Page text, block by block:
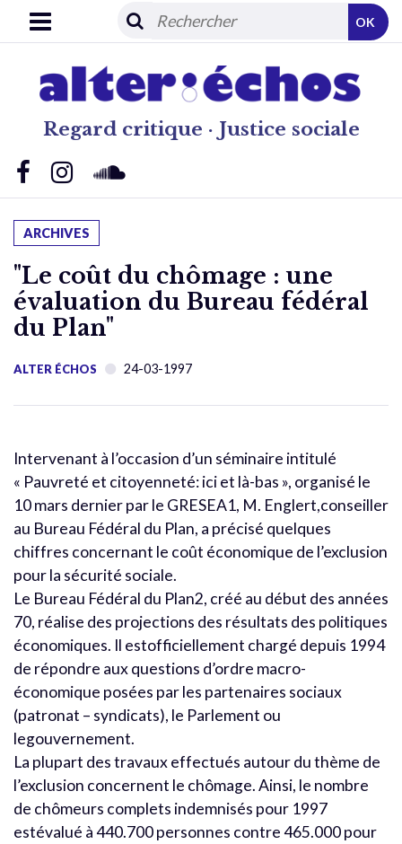
Regard critique · Justice sociale
OK
ARCHIVES
"Le coût du chômage : une
évaluation du Bureau fédéral
du Plan"
ALTER ÉCHOS 24-03-1997
Intervenant à l’occasion d’un séminaire intitulé
« Pauvreté et citoyenneté: ici et là-bas », organisé le
10 mars dernier par le GRESEA1, M. Englert,conseiller
au Bureau Fédéral du Plan, a précisé quelques
chiffres concernant le coût économique de l’exclusion
pour la sécurité sociale.
Le Bureau Fédéral du Plan2, créé au début des années
70, réalise des projections des résultats des politiques
économiques. Il estofficiellement chargé depuis 1994
de répondre aux questions d’ordre macro-
économique posées par les partenaires sociaux
(patronat – syndicats), le Parlement ou
legouvernement.
La plupart des travaux effectués autour du thème de
l’exclusion concernent le chômage. Ainsi, le nombre
de chômeurs complets indemnisés pour 1997
estévalué à 440.700 personnes contre 465.000 pour